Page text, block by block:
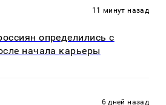
11 минут назад
определились с
начала карьеры
6 дней назад